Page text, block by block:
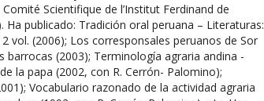
Scientifique de l’Institut Ferdinand de
Ha publicado: Tradición oral peruana – Literaturas:
vol. (2006); Los corresponsales peruanos de Sor
barrocas (2003); Terminología agraria andina -
la papa (2002, con R. Cerrón- Palomino);
Vocabulario razonado de la actividad agraria